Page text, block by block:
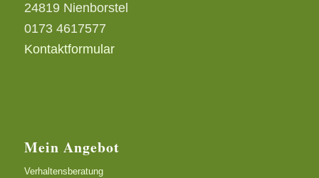
24819 Nienborstel
0173 4617577
Kontaktformular
Mein Angebot
Verhaltensberatung